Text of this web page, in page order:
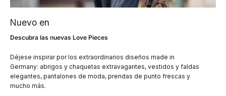
Nuevo en
Descubra las nuevas Love Pieces
Déjese inspirar por los extraordinarios diseños made in
Germany: abrigos y chaquetas extravagantes, vestidos y faldas
elegantes, pantalones de moda, prendas de punto frescas y
mucho más.